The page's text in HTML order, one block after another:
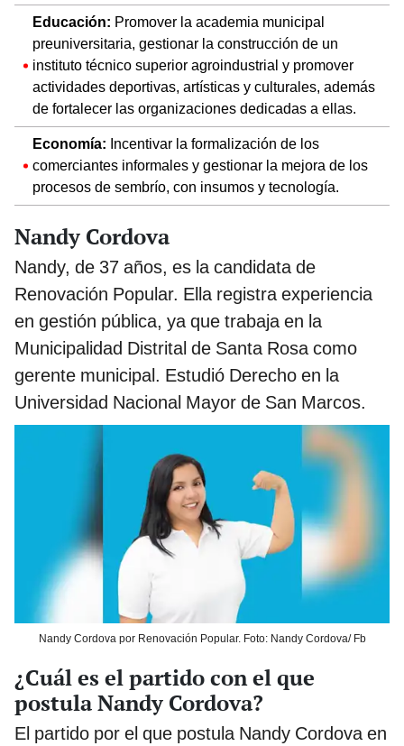
Educación: Promover la academia municipal
preuniversitaria, gestionar la construcción de un
instituto técnico superior agroindustrial y promover
actividades deportivas, artísticas y culturales, además
de fortalecer las organizaciones dedicadas a ellas.
Economía: Incentivar la formalización de los
comerciantes informales y gestionar la mejora de los
procesos de sembrío, con insumos y tecnología.
Nandy Cordova
Nandy, de 37 años, es la candidata de
Renovación Popular. Ella registra experiencia
en gestión pública, ya que trabaja en la
Municipalidad Distrital de Santa Rosa como
gerente municipal. Estudió Derecho en la
Universidad Nacional Mayor de San Marcos.
Nandy Cordova por Renovación Popular. Foto: Nandy Cordova/ Fb
¿Cuál es el partido con el que
postula Nandy Cordova?
El partido por el que postula Nandy Cordova en